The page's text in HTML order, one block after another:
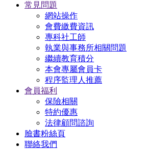
常見問題
網站操作
會費繳費資訊
專科社工師
執業與事務所相關問題
繼續教育積分
本會專屬會員卡
程序監理人推薦
會員福利
保險相關
特約優惠
法律顧問諮詢
臉書粉絲頁
聯絡我們